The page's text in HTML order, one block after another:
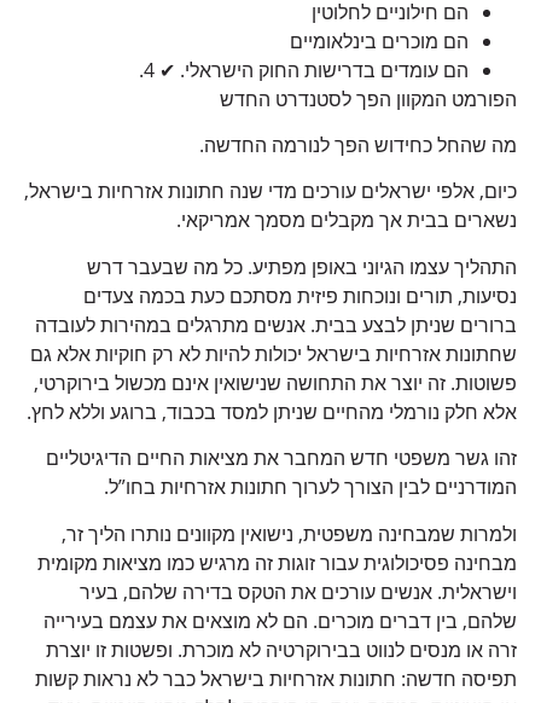
הם חילוניים לחלוטין
הם מוכרים בינלאומיים
הם עומדים בדרישות החוק הישראלי. ✔ 4.
הפורמט המקוון הפך לסטנדרט החדש
מה שהחל כחידוש הפך לנורמה החדשה.
כיום, אלפי ישראלים עורכים מדי שנה חתונות אזרחיות בישראל,
נשארים בבית אך מקבלים מסמך אמריקאי.
התהליך עצמו הגיוני באופן מפתיע. כל מה שבעבר דרש
נסיעות, תורים ונוכחות פיזית מסתכם כעת בכמה צעדים
ברורים שניתן לבצע בבית. אנשים מתרגלים במהירות לעובדה
שחתונות אזרחיות בישראל יכולות להיות לא רק חוקיות אלא גם
פשוטות. זה יוצר את התחושה שנישואין אינם מכשול בירוקרטי,
אלא חלק נורמלי מהחיים שניתן למסד בכבוד, ברוגע וללא לחץ.
זהו גשר משפטי חדש המחבר את מציאות החיים הדיגיטליים
המודרניים לבין הצורך לערוך חתונות אזרחיות בחו”ל.
ולמרות שמבחינה משפטית, נישואין מקוונים נותרו הליך זר,
מבחינה פסיכולוגית עבור זוגות זה מרגיש כמו מציאות מקומית
וישראלית. אנשים עורכים את הטקס בדירה שלהם, בעיר
שלהם, בין דברים מוכרים. הם לא מוצאים את עצמם בעירייה
זרה או מנסים לנווט בבירוקרטיה לא מוכרת. ופשטות זו יוצרת
תפיסה חדשה: חתונות אזרחיות בישראל כבר לא נראות קשות